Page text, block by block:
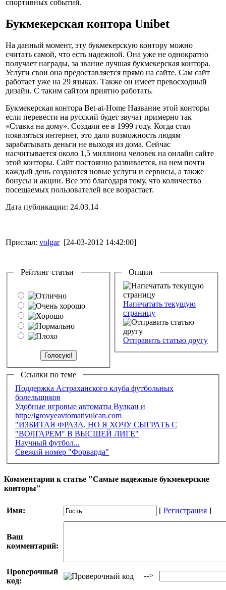
спортивных событий.
Букмекерская контора Unibet
На данный момент, эту букмекерскую контору можно
считать самой, что есть надежной. Она уже не однократно
получает награды, за звание лучшая букмекерская контора.
Услуги свои она предоставляется прямо на сайте. Сам сайт
работает уже на 29 языках. Также он имеет превосходный
дизайн. С таким сайтом приятно работать.
Букмекерская контора Bet-at-Home Название этой конторы
если перевести на русский будет звучат примерно так
«Ставка на дому». Создали ее в 1999 году. Когда стал
появляться интернет, это дало возможность людям
зарабатывать деньги не выходя из дома. Сейчас
насчитывается около 1,5 миллиона человек на онлайн сайте
этой конторы. Сайт постоянно развивается, на нем почти
каждый день создаются новые услуги и сервисы, а также
бонусы и акции. Все это благодаря тому, что количество
посещаемых пользователей все возрастает.
Дата публикации: 24.03.14
Прислал: volgar [24-03-2012 14:42:00]
Рейтинг статьи Опции
Напечатать текущую
страницу
Отправить статью другу
Ссылки по теме
Поддержка Астраханского клуба футбольных
болельщиков
Удобные игровые автоматы Вулкан и
http://igrovyeavtomativulcan.com
"ИЗБИТАЯ ФРАЗА, НО Я ХОЧУ СЫГРАТЬ С
"ВОЛГАРЕМ" В ВЫСШЕЙ ЛИГЕ"
Научный футбол...
Свежий номер "Форварда"
Комментарии к статье "Самые надежные букмекерские
конторы"
Имя: [ Регистрация ]
Ваш
комментарий:
Проверочный
код:
-->